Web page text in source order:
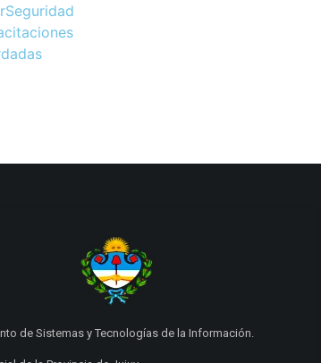
de Sistemas y Tecnologías de la Información.